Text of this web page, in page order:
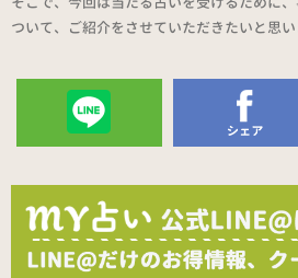
ついて、ご紹介をさせていただきたいと思い
送る